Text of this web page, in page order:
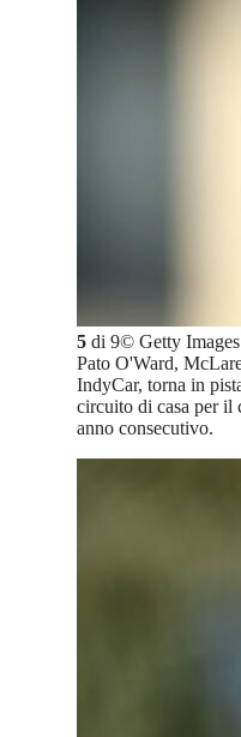
5 di 9© Getty Images
Pato O'Ward,
IndyCar, torna in
circuito di casa per il
anno consecutivo.